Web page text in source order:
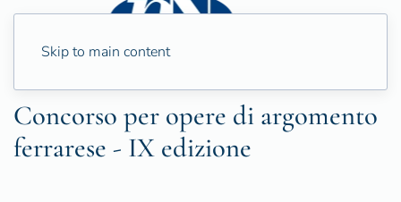
Skip to main content
Concorso per opere di argomento
ferrarese - IX edizione